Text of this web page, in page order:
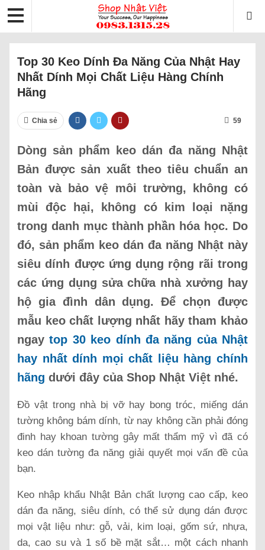
Top 30 Keo Dính Đa Năng Của Nhật Hay
Nhất Dính Mọi Chất Liệu Hàng Chính
Hãng
Chia sẻ 59
Dòng sản phẩm keo dán đa năng Nhật
Bản được sản xuất theo tiêu chuẩn an
toàn và bảo vệ môi trường, không có
mùi độc hại, không có kim loại nặng
trong danh mục thành phần hóa học. Do
đó, sản phẩm keo dán đa năng Nhật này
siêu dính được ứng dụng rộng rãi trong
các ứng dụng sửa chữa nhà xưởng hay
hộ gia đình dân dụng. Để chọn được
mẫu keo chất lượng nhất hãy tham khảo
ngaytop 30 keo dính đa năng của Nhật
hay nhất dính mọi chất liệu hàng chính
hãng dưới đây của Shop Nhật Việt nhé.
Đồ vật trong nhà bị vỡ hay bong tróc, miếng dán
tường không bám dính, từ nay không cần phải đóng
đinh hay khoan tường gây mất thẩm mỹ vì đã có
keo dán tường đa năng giải quyết mọi vấn đề của
bạn.
Keo nhập khẩu Nhật Bản chất lượng cao cấp, keo
dán đa năng, siêu dính, có thể sử dụng dán được
mọi vật liệu như: gỗ, vải, kim loại, gốm sứ, nhựa,
da, cao su và 1 số bề mặt sắt… một cách nhanh